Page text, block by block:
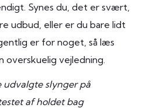
Synes du, det er svært,
udbud, eller er du bare lidt
er for noget, så læs
overskuelig vejledning.
slynger på
af holdet bag